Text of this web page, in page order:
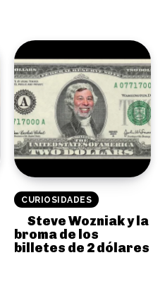
CURIOSIDADES
Steve Wozniak y la
broma de los
billetes de 2 dólares